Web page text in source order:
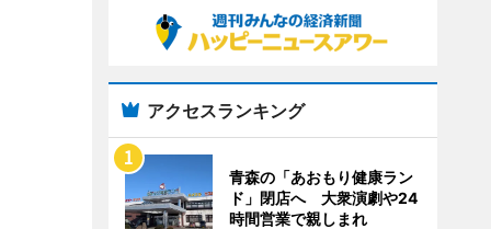
アクセスランキング
青森の「あおもり健康ラン
ド」閉店へ 大衆演劇や24
時間営業で親しまれ